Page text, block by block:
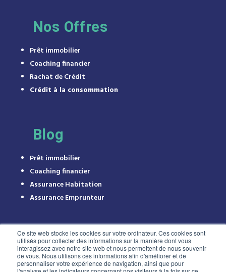
Ce site web stocke les cookies sur votre ordinateur. Ces cookies sont
utilisés pour collecter des informations sur la manière dont vous
interagissez avec notre site web et nous permettent de nous souvenir
de vous. Nous utilisons ces informations afin d'améliorer et de
personnaliser votre expérience de navigation, ainsi que pour
Nos Offres
Prêt immobilier
Coaching financier
Rachat de Crédit
Crédit à la consommation
Blog
Prêt immobilier
Coaching financier
Assurance Habitation
Assurance Emprunteur